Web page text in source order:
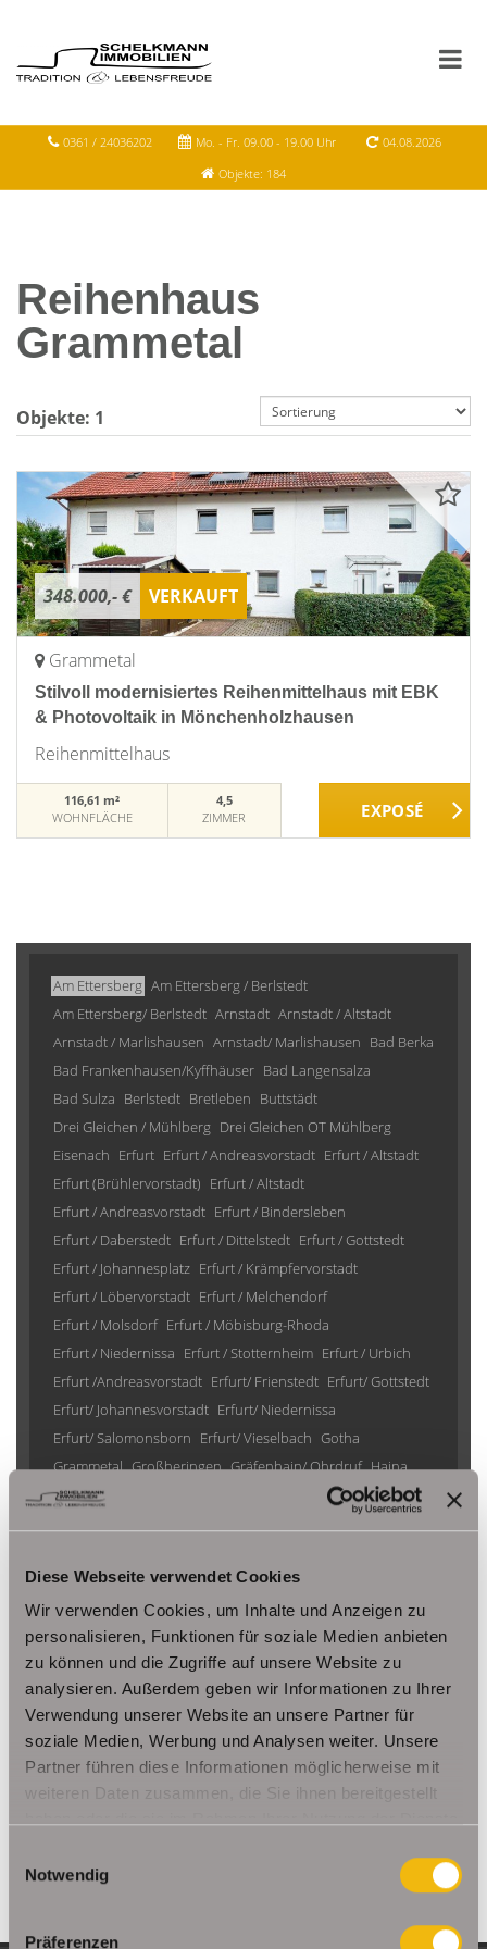
Diese Webseite verwendet Cookies
Wir verwenden Cookies, um Inhalte und Anzeigen zu
personalisieren, Funktionen für soziale Medien anbieten
zu können und die Zugriffe auf unsere Website zu
analysieren. Außerdem geben wir Informationen zu Ihrer
Verwendung unserer Website an unsere Partner für
soziale Medien, Werbung und Analysen weiter. Unsere
Partner führen diese Informationen möglicherweise mit
weiteren Daten zusammen, die Sie ihnen bereitgestellt
Notwendig
Präferenzen
0361 / 24036202 Mo. - Fr. 09.00 - 19.00 Uhr
04.08.2026
Objekte: 184
Reihenhaus
Grammetal
Objekte: 1
348.000,- € VERKAUFT
Grammetal
Stilvoll modernisiertes Reihenmittelhaus mit EBK
& Photovoltaik in Mönchenholzhausen
Reihenmittelhaus
116,61 m²
WOHNFLÄCHE
4,5
ZIMMER
Am Ettersberg Am Ettersberg / Berlstedt
Am Ettersberg/ Berlstedt Arnstadt Arnstadt / Altstadt
Arnstadt / Marlishausen Arnstadt/ Marlishausen Bad Berka
Bad Frankenhausen/Kyffhäuser Bad Langensalza
Bad Sulza Berlstedt Bretleben Buttstädt
Drei Gleichen / Mühlberg Drei Gleichen OT Mühlberg
Eisenach Erfurt Erfurt / Andreasvorstadt Erfurt / Altstadt
Erfurt (Brühlervorstadt) Erfurt / Altstadt
Erfurt / Andreasvorstadt Erfurt / Bindersleben
Erfurt / Daberstedt Erfurt / Dittelstedt Erfurt / Gottstedt
Erfurt / Johannesplatz Erfurt / Krämpfervorstadt
Erfurt / Löbervorstadt Erfurt / Melchendorf
Erfurt / Molsdorf Erfurt / Möbisburg-Rhoda
Erfurt / Niedernissa Erfurt / Stotternheim Erfurt / Urbich
Erfurt /Andreasvorstadt Erfurt/ Frienstedt Erfurt/ Gottstedt
Erfurt/ Johannesvorstadt Erfurt/ Niedernissa
Erfurt/ Salomonsborn Erfurt/ Vieselbach Gotha
Grammetal Großheringen Gräfenhain/ Ohrdruf Haina
Herbsleben
Ohrdruf Riethnordhausen Ruhla
Saalfeld/Saale / Remschütz Steinbach-Hallenberg/ Viernau
Tonna / Gräfentonna Udestedt
Unstrut- Hainich /Großengottern
Weimar / Legefeld
Immo Am Ettersberg Haus Am Ettersberg Häuser Am Ettersberg
kaufen Am Ettersberg Immobilie Am Ettersberg Immobilien Am
Ettersberg
Hauskauf Am Ettersberg
Immobilienkauf Am